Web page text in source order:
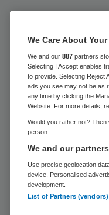
Skipr
We Care About
We and our 887 partners
Selecting I Accept enables
to provide. Selecting Reject
ads you see may not be as
any time by clicking the
Website. For more details,
Would you rather not?
person
We and our
Use precise geolocation
device. Personalised
development.
List of Partners (vendors)